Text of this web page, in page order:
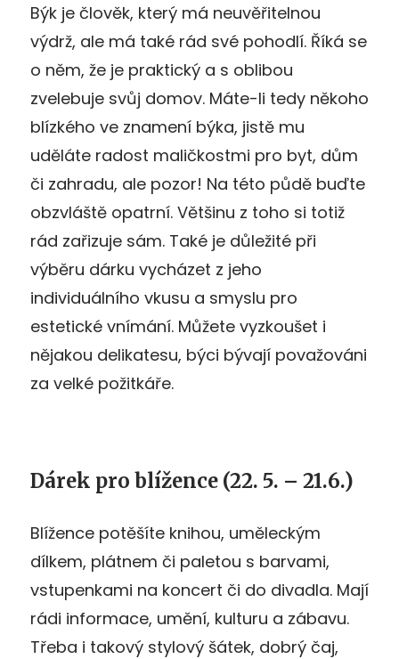
Býk je člověk, který má neuvěřitelnou
výdrž, ale má také rád své pohodlí. Říká se
o něm, že je praktický a s oblibou
zvelebuje svůj domov. Máte-li tedy někoho
blízkého ve znamení býka, jistě mu
uděláte radost maličkostmi pro byt, dům
či zahradu, ale pozor! Na této půdě buďte
obzvláště opatrní. Většinu z toho si totiž
rád zařizuje sám. Také je důležité při
výběru dárku vycházet z jeho
individuálního vkusu a smyslu pro
estetické vnímání. Můžete vyzkoušet i
nějakou delikatesu, býci bývají považováni
za velké požitkáře.
Dárek pro blížence (22. 5. – 21.6.)
Blížence potěšíte knihou, uměleckým
dílkem, plátnem či paletou s barvami,
vstupenkami na koncert či do divadla. Mají
rádi informace, umění, kulturu a zábavu.
Třeba i takový stylový šátek, dobrý čaj,